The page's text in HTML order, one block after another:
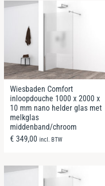
Wiesbaden Comfort
inloopdouche 1000 x 2000 x
10 mm nano helder glas met
melkglas
middenband/chroom
€ 349,00 incl. BTW